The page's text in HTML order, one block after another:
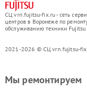
СЦ vrn.fujitsu-fix.ru - сеть
центров в Воронеже по
обслуживанию техники Fujitsu
2021-2026 © СЦ vrn.fujitsu-
Мы ремонтируем